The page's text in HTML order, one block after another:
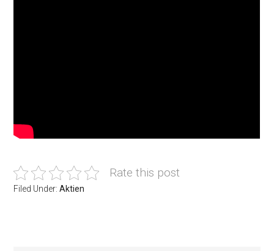
Rate this post
Filed Under:Aktien